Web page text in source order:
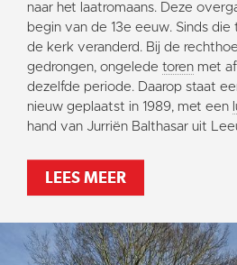
Algemeen
Historie
Omgeving
Activiteiten
Steun ons
Contact
Vaktaal
naar het laatromaans. Deze
begin van de 13e eeuw. Sinds die
de kerk veranderd. Bij de
gedrongen, ongelede toren met
dezelfde periode. Daarop staat
nieuw geplaatst in 1989, met een
hand van Jurriën Balthasar uit
LEES MEER